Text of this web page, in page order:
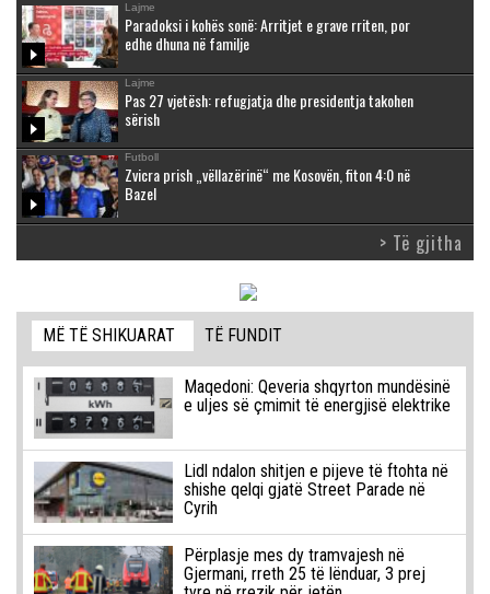
Lajme
Paradoksi i kohës sonë: Arritjet e grave rriten, por
edhe dhuna në familje
Lajme
Pas 27 vjetësh: refugjatja dhe presidentja takohen
sërish
Futboll
Zvicra prish „vëllazërinë“ me Kosovën, fiton 4:0 në
Bazel
> Të gjitha
MË TË SHIKUARAT TË FUNDIT
Maqedoni: Qeveria shqyrton mundësinë
e uljes së çmimit të energjisë elektrike
Lidl ndalon shitjen e pijeve të ftohta në
shishe qelqi gjatë Street Parade në
Cyrih
Përplasje mes dy tramvajesh në
Gjermani, rreth 25 të lënduar, 3 prej